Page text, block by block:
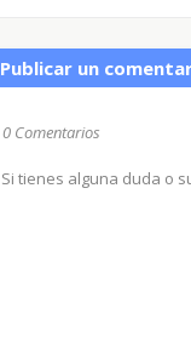
Publicar un
0 Comentarios
Si tienes alguna duda o